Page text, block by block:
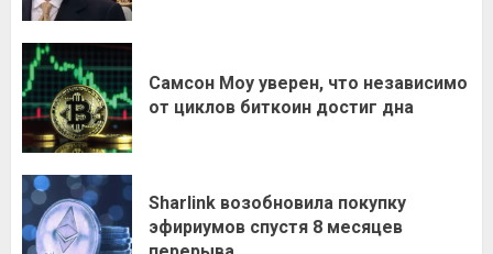
Самсон Моу уверен, что независимо
от циклов биткоин достиг дна
Sharlink возобновила покупку
эфириумов спустя 8 месяцев